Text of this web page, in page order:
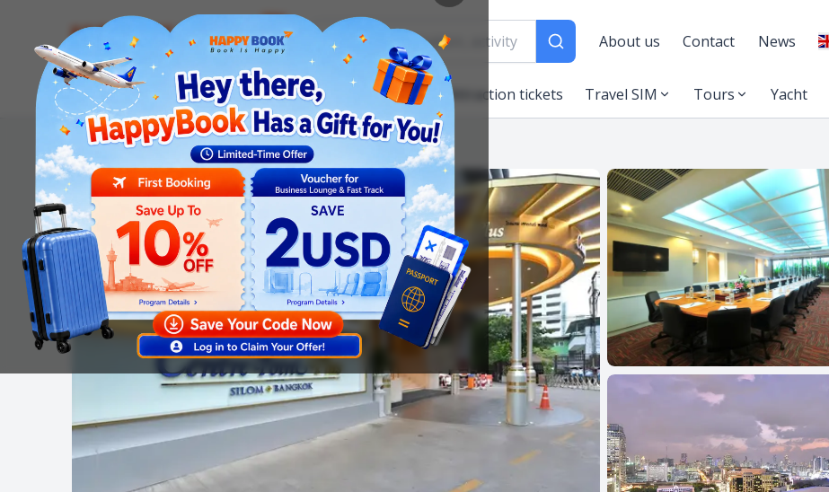
About us Contact News
Airline tickets Hotel Visa Airport services Attraction tickets Travel SIM Tours Yacht
Homepage Hotel Center Point Plus Hotel Pratunam